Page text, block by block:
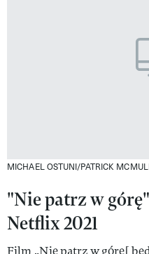
MICHAEL OSTUNI/PATRICK
"Nie patrz w
Netflix 2021
Film „Nie patrz w górę[